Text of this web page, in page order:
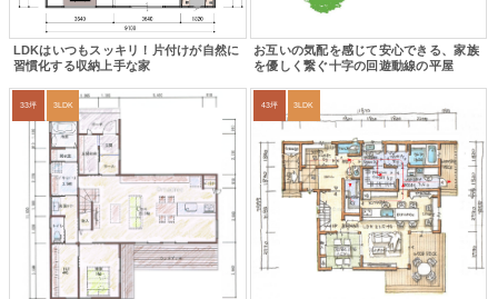
LDKはいつもスッキリ！片付けが自然に
習慣化する収納上手な家
お互いの気配を感じて安心できる、家族
を優しく繋ぐ十字の回遊動線の平屋
33坪 3LDK 43坪 3LDK